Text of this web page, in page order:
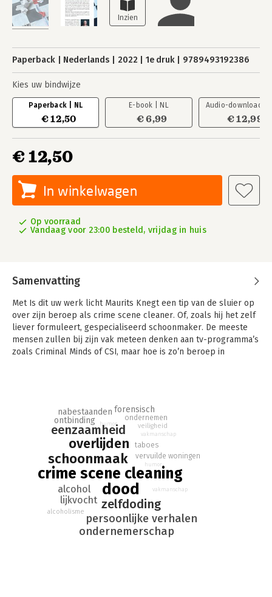
Paperback Nederlands 2022 1e druk 9789493192386
Kies uw bindwijze
Paperback | NL
€ 12,50
E-book | NL
€ 6,99
Audio-download |
€ 12,99
€ 12,50
In winkelwagen
Op voorraad
Vandaag voor 23:00 besteld, vrijdag in huis
Samenvatting
Met Is dit uw werk licht Maurits Knegt een tip van de sluier op
over zijn beroep als crime scene cleaner. Of, zoals hij het zelf
liever formuleert, gespecialiseerd schoonmaker. De meeste
mensen zullen bij zijn vak meteen denken aan tv-programma’s
zoals Criminal Minds of CSI, maar hoe is zo’n beroep in
over de dingen die hij samen met zijn ex-vrouw Hester heeft
meegemaakt tijdens het schoonmaken van honderden plaatsen
crime scene cleaning
dood
schoonmaak
overlijden
zelfdoding
eenzaamheid
persoonlijke verhalen
ondernemerschap
lijkvocht
alcohol
ontbinding
nabestaanden forensisch
ondernemen
vervuilde woningen
taboes
alcoholisme
veiligheid
vakmanschap
humor
vakmanschap
humor